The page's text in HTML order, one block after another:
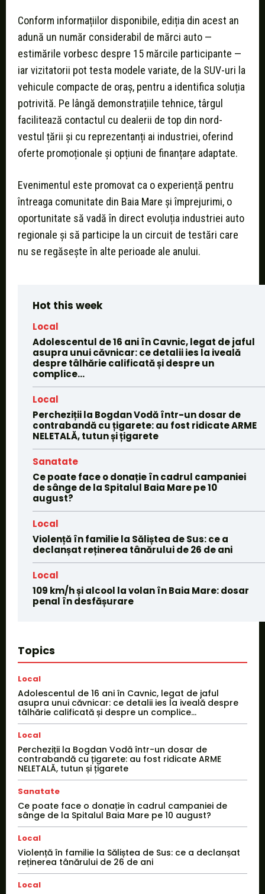
Conform informațiilor disponibile, ediția din acest an
adună un număr considerabil de mărci auto —
estimările vorbesc despre 15 mărcile participante —
iar vizitatorii pot testa modele variate, de la SUV-uri la
vehicule compacte de oraș, pentru a identifica soluția
potrivită. Pe lângă demonstrațiile tehnice, târgul
facilitează contactul cu dealerii de top din nord-
vestul țării și cu reprezentanți ai industriei, oferind
oferte promoționale și opțiuni de finanțare adaptate.
Evenimentul este promovat ca o experiență pentru
întreaga comunitate din Baia Mare și împrejurimi, o
oportunitate să vadă în direct evoluția industriei auto
regionale și să participe la un circuit de testări care
nu se regăsește în alte perioade ale anului.
Hot this week
Local
Adolescentul de 16 ani în Cavnic, legat de jaful
asupra unui căvnicar: ce detalii ies la iveală
despre tâlhărie calificată și despre un
complice...
Local
Percheziții la Bogdan Vodă într-un dosar de
contrabandă cu țigarete: au fost ridicate ARME
NELETALĂ, tutun și țigarete
Sanatate
Ce poate face o donație în cadrul campaniei
de sânge de la Spitalul Baia Mare pe 10
august?
Local
Violență în familie la Săliștea de Sus: ce a
declanșat reținerea tânărului de 26 de ani
Local
109 km/h și alcool la volan în Baia Mare: dosar
penal în desfășurare
Topics
Local
Adolescentul de 16 ani în Cavnic, legat de jaful
asupra unui căvnicar: ce detalii ies la iveală despre
tâlhărie calificată și despre un complice...
Local
Percheziții la Bogdan Vodă într-un dosar de
contrabandă cu țigarete: au fost ridicate ARME
NELETALĂ, tutun și țigarete
Sanatate
Ce poate face o donație în cadrul campaniei de
sânge de la Spitalul Baia Mare pe 10 august?
Local
Violență în familie la Săliștea de Sus: ce a declanșat
reținerea tânărului de 26 de ani
Local